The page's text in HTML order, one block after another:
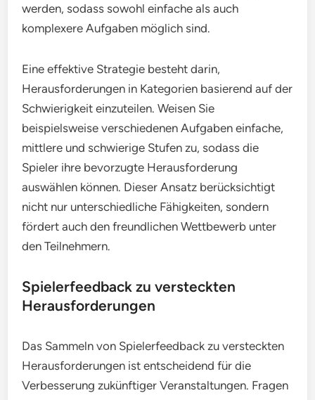
werden, sodass sowohl einfache als auch
komplexere Aufgaben möglich sind.
Eine effektive Strategie besteht darin,
Herausforderungen in Kategorien basierend auf der
Schwierigkeit einzuteilen. Weisen Sie
beispielsweise verschiedenen Aufgaben einfache,
mittlere und schwierige Stufen zu, sodass die
Spieler ihre bevorzugte Herausforderung
auswählen können. Dieser Ansatz berücksichtigt
nicht nur unterschiedliche Fähigkeiten, sondern
fördert auch den freundlichen Wettbewerb unter
den Teilnehmern.
Spielerfeedback zu versteckten
Herausforderungen
Das Sammeln von Spielerfeedback zu versteckten
Herausforderungen ist entscheidend für die
Verbesserung zukünftiger Veranstaltungen. Fragen